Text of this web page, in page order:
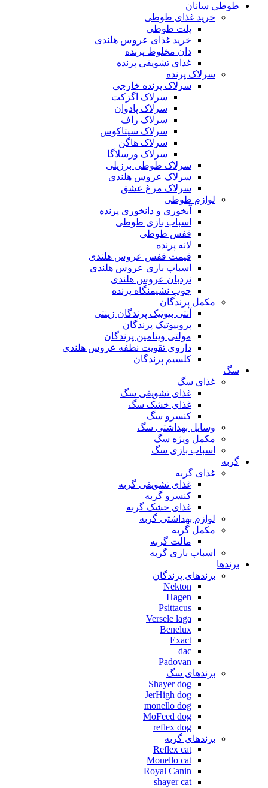
طوطی سانان
خرید غذای طوطی
پلت طوطی
خرید غذای عروس هلندی
دان مخلوط پرنده
غذای تشویقی پرنده
سرلاک پرنده
سرلاک پرنده خارجی
سرلاک اگزکت
سرلاک پادوان
سرلاک راف
سرلاک سیتاکوس
سرلاک هاگن
سرلاک ورسلاگا
سرلاک طوطی برزیلی
سرلاک عروس هلندی
سرلاک مرغ عشق
لوازم طوطی
آبخوری و دانخوری پرنده
اسباب بازی طوطی
قفس طوطی
لانه پرنده
قیمت قفس عروس هلندی
اسباب بازی عروس هلندی
نردبان عروس هلندی
چوب نشیمنگاه پرنده
مکمل پرندگان
آنتی بیوتیک پرندگان زینتی
پروبیوتیک پرندگان
مولتی ویتامین پرندگان
داروی تقویت نطفه عروس هلندی
کلسیم پرندگان
سگ
غذای سگ
غذای تشویقی سگ
غذای خشک سگ
کنسرو سگ
وسایل بهداشتی سگ
مکمل ویژه سگ
اسباب بازی سگ
گربه
غذای گربه
غذای تشویقی گربه
کنسرو گربه
غذای خشک گربه
لوازم بهداشتی گربه
مکمل گربه
مالت گربه
اسباب بازی گربه
برندها
برندهای پرندگان
Nekton
Hagen
Psittacus
Versele laga
Benelux
Exact
dac
Padovan
برندهای سگ
Shayer dog
JerHigh dog
monello dog
MoFeed dog
reflex dog
برندهای گربه
Reflex cat
Monello cat
Royal Canin
shayer cat